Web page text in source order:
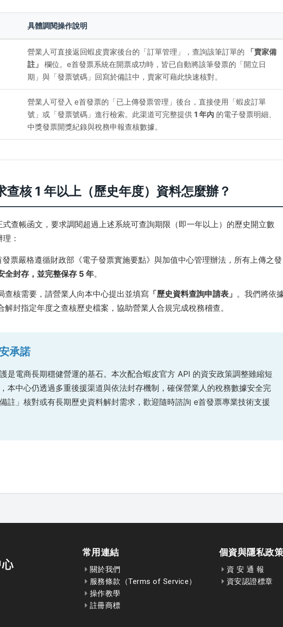
具體調閱操作說明
營業人可直接返回蝦皮賣家後台的「訂單管理」，查詢該筆訂單的
「賣家備
註」
欄位。e首發票系統在開票成功時，皆已自動將該筆發票的「開立日
期」與「發票號碼」回寫於備註中，賣家可藉此快速核對。
營業人可登入 e首發票的「已上傳發票管理」後台，直接使用「蝦皮訂單
號」或「發票號碼」進行檢索。此渠道可完整提供1 年內 的電子發票明細、
中獎發票開獎紀錄與稅務申報查核數據。
查核 1 年以上（歷史年度）資料怎麼辦？
查帳函文，要求調閱超過上述系統可查詢期限（即一年以上）的歷史開立數
：
發票嚴格遵循財政部《電子發票實施要點》與加值中心管理辦法，所有上傳之發
全封存，並完整保存 5 年。
查核需要，請營業人向本中心提出並填寫 「歷史資料查詢申請表」 。我們將依
解封指定年度之查核歷史檔案，協助營業人合規完成稅務稽查。
承諾
是電商長期穩健營運的基石。本次配合蝦皮官方 API 的資安政策調整雖縮短
本中心仍透過多重後援渠道與依法封存機制，確保營業人的稅務數據安全完
註」核對或有長期歷史資料解封需求，歡迎隨時諮詢 e首發票專業技術支援
常用連結
關於我們
服務條款（Terms of Service）
操作教學
註冊商標
個資與隱私政
資 安 通 報
資安認證標章